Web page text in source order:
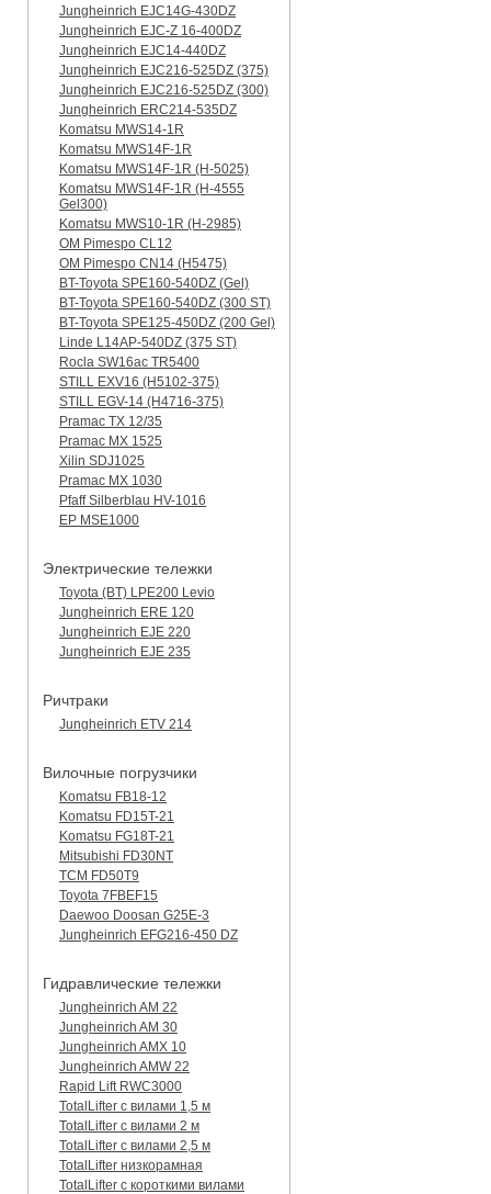
Jungheinrich EJC14G-430DZ
Jungheinrich EJC-Z 16-400DZ
Jungheinrich EJC14-440DZ
Jungheinrich EJC216-525DZ (375)
Jungheinrich EJC216-525DZ (300)
Jungheinrich ERC214-535DZ
Komatsu MWS14-1R
Komatsu MWS14F-1R
Komatsu MWS14F-1R (H-5025)
Komatsu MWS14F-1R (H-4555
Gel300)
Komatsu MWS10-1R (Н-2985)
OM Pimespo CL12
OM Pimespo CN14 (Н5475)
BT-Toyota SPE160-540DZ (Gel)
BT-Toyota SPE160-540DZ (300 ST)
BT-Toyota SPE125-450DZ (200 Gel)
Linde L14AP-540DZ (375 ST)
Rocla SW16ac TR5400
STILL EXV16 (H5102-375)
STILL EGV-14 (H4716-375)
Pramac TX 12/35
Pramac MX 1525
Xilin SDJ1025
Pramac MX 1030
Pfaff Silberblau HV-1016
EP MSE1000
Электрические тележки
Toyota (BT) LPE200 Levio
Jungheinrich ERE 120
Jungheinrich EJE 220
Jungheinrich EJE 235
Ричтраки
Jungheinrich ETV 214
Вилочные погрузчики
Komatsu FB18-12
Komatsu FD15T-21
Komatsu FG18T-21
Mitsubishi FD30NT
TCM FD50T9
Toyota 7FBEF15
Daewoo Doosan G25E-3
Jungheinrich EFG216-450 DZ
Гидравлические тележки
Jungheinrich AM 22
Jungheinrich AM 30
Jungheinrich AMX 10
Jungheinrich AMW 22
Rapid Lift RWC3000
TotalLifter с вилами 1,5 м
TotalLifter с вилами 2 м
TotalLifter с вилами 2,5 м
TotalLifter низкорамная
TotalLifter с короткими вилами